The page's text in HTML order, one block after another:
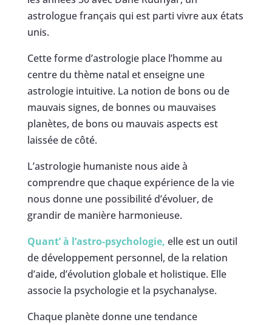
astrologue français qui est parti vivre aux états
unis.
Cette forme d’astrologie place l’homme au
centre du thème natal et enseigne une
astrologie intuitive. La notion de bons ou de
mauvais signes, de bonnes ou mauvaises
planètes, de bons ou mauvais aspects est
laissée de côté.
L’astrologie humaniste nous aide à
comprendre que chaque expérience de la vie
nous donne une possibilité d’évoluer, de
grandir de manière harmonieuse.
Quant’ à l’astro-psychologie, elle est un outil
de développement personnel, de la relation
d’aide, d’évolution globale et holistique. Elle
associe la psychologie et la psychanalyse.
Chaque planète donne une tendance